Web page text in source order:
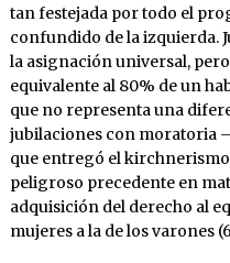
tan festejada por todo el
confundido de la izquierda.
la asignación universal,
equivalente al 80% de un
que no representa una
jubilaciones con moratoria –
que entregó el
peligroso precedente en
adquisición del derecho al
mujeres a la de los varones